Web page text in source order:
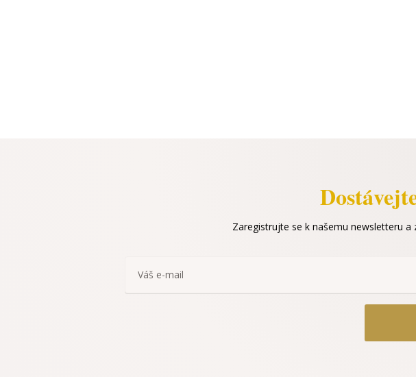
Zaregistrujte se k našemu newsletteru a